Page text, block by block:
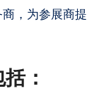
，为参展商提
：